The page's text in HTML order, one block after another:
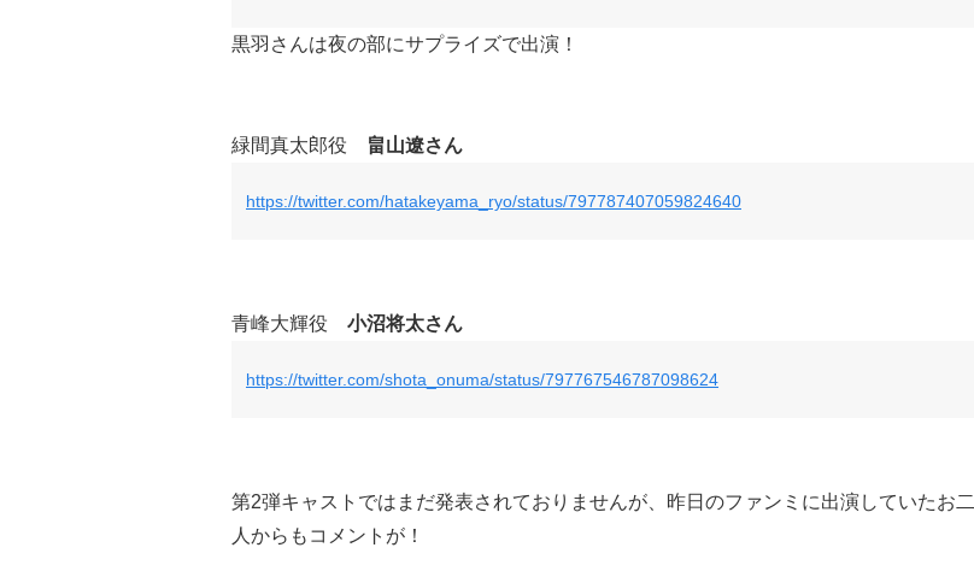
黒羽さんは夜の部にサプライズで出演！
緑間真太郎役 畠山遼さん
https://twitter.com/hatakeyama_ryo/status/797787407059824640
青峰大輝役 小沼将太さん
https://twitter.com/shota_onuma/status/797767546787098624
第2弾キャストではまだ発表されておりませんが、昨日のファンミに出演していたお二
人からもコメントが！